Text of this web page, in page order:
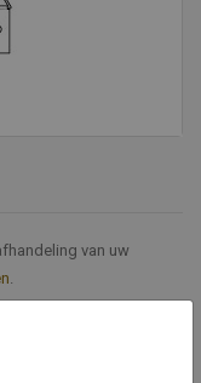
van uw
.